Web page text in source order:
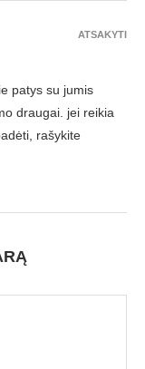
patys su jumis
draugai. jei reikia
rašykite
ATSAKYTI